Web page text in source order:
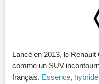
Lancé en 2013, le Renault
comme un SUV
français. Essence, hybride